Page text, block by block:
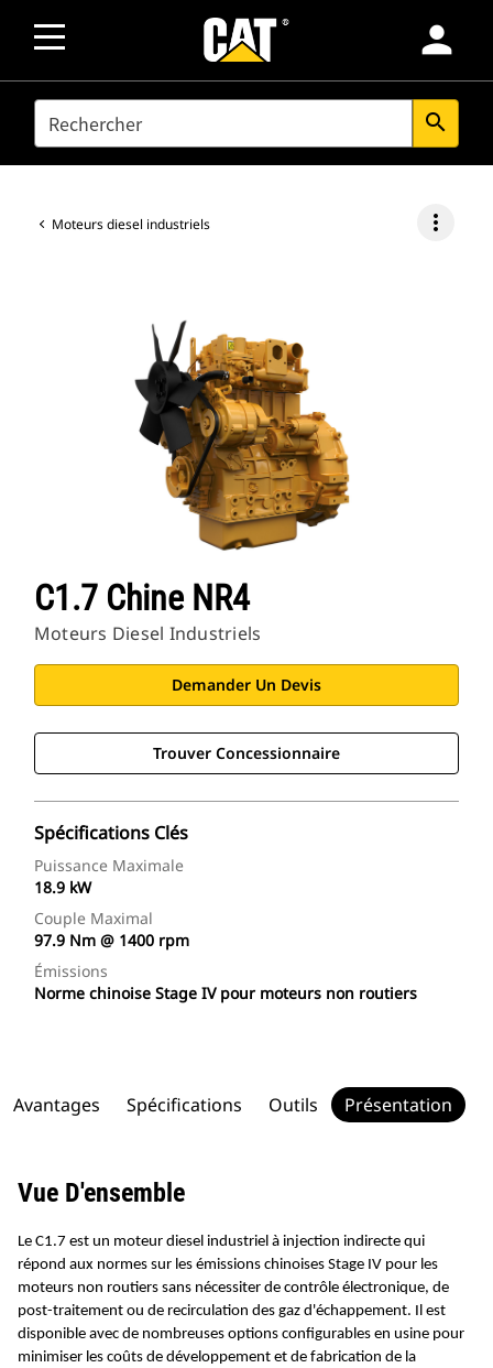
person
SEARCH search
Moteurs diesel industriels more_vert
C1.7 Chine NR4
Moteurs Diesel Industriels
Demander Un Devis
Trouver Concessionnaire
Spécifications Clés
Puissance Maximale
18.9 kW
Couple Maximal
97.9 Nm @ 1400 rpm
Émissions
Norme chinoise Stage IV pour moteurs non routiers
Avantages Spécifications Outils Présentation
Vue D'ensemble
Le C1.7 est un moteur diesel industriel à injection indirecte qui
répond aux normes sur les émissions chinoises Stage IV pour les
moteurs non routiers sans nécessiter de contrôle électronique, de
post-traitement ou de recirculation des gaz d'échappement. Il est
disponible avec de nombreuses options configurables en usine pour
minimiser les coûts de développement et de fabrication de la